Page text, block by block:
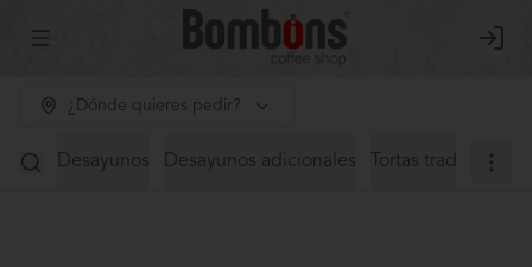
Abrir menu de navegación Login
¿Dónde quieres pedir?
Desayunos Desayunos adicionales Tortas tradicionales